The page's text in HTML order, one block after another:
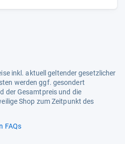
inkl. aktuell geltender gesetzlicher
werden ggf. gesondert
der Gesamtpreis und die
Shop zum Zeitpunkt des
FAQs